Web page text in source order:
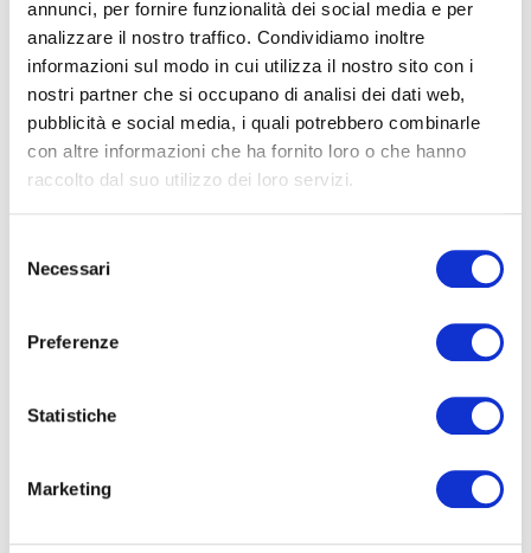
annunci, per fornire funzionalità dei social media e per
analizzare il nostro traffico. Condividiamo inoltre
informazioni sul modo in cui utilizza il nostro sito con i
nostri partner che si occupano di analisi dei dati web,
pubblicità e social media, i quali potrebbero combinarle
con altre informazioni che ha fornito loro o che hanno
raccolto dal suo utilizzo dei loro servizi.
delNecessari
Preferenze
Statistiche
Marketing
Antonella De Angelis
Direttrice
BIGLIETTERIA
BIGLIETTI
■SCUOLE (studenti) € 5
fino a 25 anni non studenti e oltre i 65,
abbonati stagione prosa AMAT, tessere CARIFERMO,
Teatro e danza della città di Fabriano, Università
Popolare di Fabriano e della Terza Età, Soci Circoli
Circolo Città Gentile, ARCI, DLF, Cori, Bande e Scuole di